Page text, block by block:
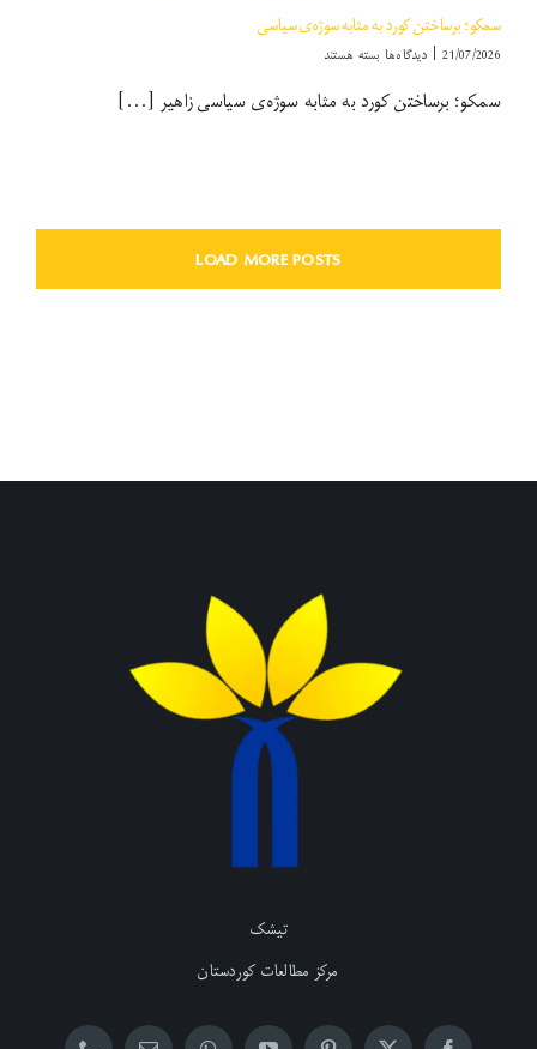
سمکو؛ برساختن كورد به مثابه سوژه‌ی سیاسی
21/07/2026
| دیدگاه‌ها برای
برساختن
بسته هستند
سمکو؛ برساختن كورد به مثابه سوژه‌ی سیاسی زاهیر [...]
LOAD MORE POSTS
تیشک
مرکز مطالعات کوردستان